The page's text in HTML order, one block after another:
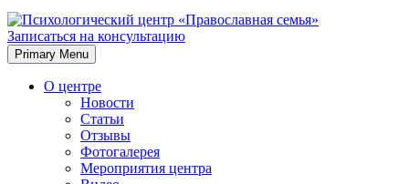
Записаться на консультацию
Primary Menu
О центре
Новости
Статьи
Отзывы
Фотогалерея
Мероприятия центра